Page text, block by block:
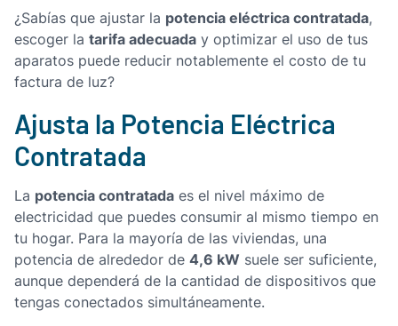
¿Sabías que ajustar la potencia eléctrica contratada,
escoger la tarifa adecuada y optimizar el uso de tus
aparatos puede reducir notablemente el costo de tu
factura de luz?
Ajusta la Potencia Eléctrica
Contratada
La potencia contratada es el nivel máximo de
electricidad que puedes consumir al mismo tiempo en
tu hogar. Para la mayoría de las viviendas, una
potencia de alrededor de 4,6 kW suele ser suficiente,
aunque dependerá de la cantidad de dispositivos que
tengas conectados simultáneamente.